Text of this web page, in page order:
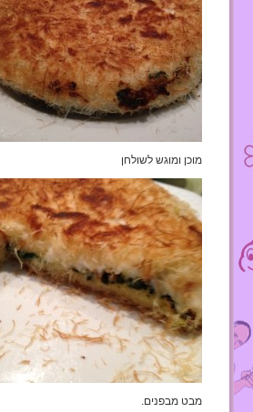
מוכן ומוגש לשולחן
מבט מבפנים.